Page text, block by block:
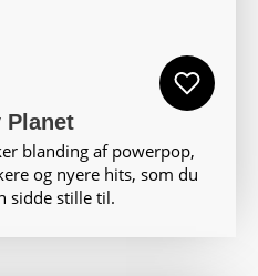
Planet
blanding af powerpop,
og nyere hits, som du
sidde stille til.